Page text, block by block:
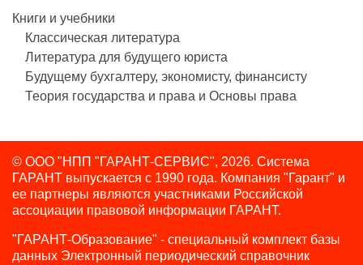
Книги и учебники
Классическая литература
Литература для будущего юриста
Будущему бухгалтеру, экономисту, финансисту
Теория государства и права и Основы права
© ООО "НПП "ГАРАНТ-СЕРВИС", 2026. Система
ГАРАНТ выпускается с 1990 года. Компания "Гарант" и
ее партнеры являются участниками Российской
ассоциации правовой информации ГАРАНТ.
"ГАРАНТ-Образование" - специальный комплект базы
данных Электронный периодический справочник